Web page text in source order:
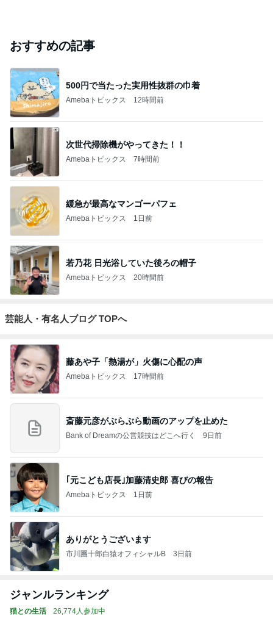
おすすめの記事
500円で当たった実用性抜群の巾着
Amebaトピックス 12時間前
次世代掃除機がやってきた！！
Amebaトピックス 7時間前
緩急が最高なマンゴーパフェ
Amebaトピックス 1日前
若乃花 日光浴していた後ろの帽子
Amebaトピックス 20時間前
芸能人・有名人ブログ TOPへ
藤あや子「熱湯が」火傷に心配の声
Amebaトピックス 17時間前
斎藤元彦がぶらぶら動画のアップを止めた
Bank of Dreamの公営競技はどこへ行く 9日前
｢元こども店長｣加藤清史郎 喜びの報告
Amebaトピックス 1日前
ありがとうございます
市川團十郎白猿オフィシャルB 3日前
ジャンルランキング
猫との生活 26,774人参加中